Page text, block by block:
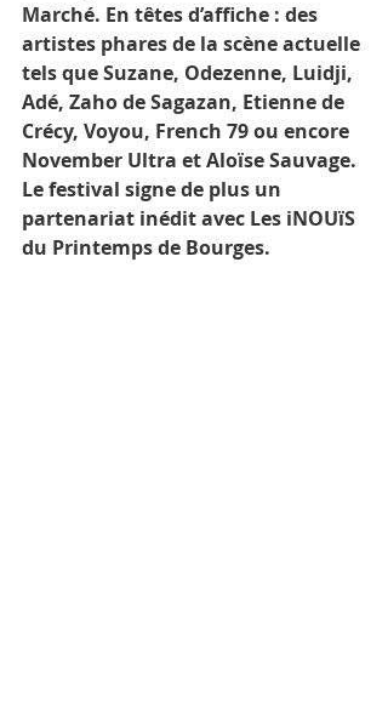
Marché. En têtes d’affiche : des
artistes phares de la scène actuelle
tels que Suzane, Odezenne, Luidji,
Adé, Zaho de Sagazan, Etienne de
Crécy, Voyou, French 79 ou encore
November Ultra et Aloïse Sauvage.
Le festival signe de plus un
partenariat inédit avec Les iNOUïS
du Printemps de Bourges.